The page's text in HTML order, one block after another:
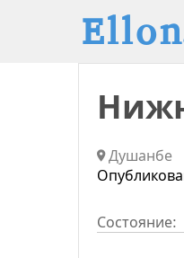
Душанбе
Состояние: